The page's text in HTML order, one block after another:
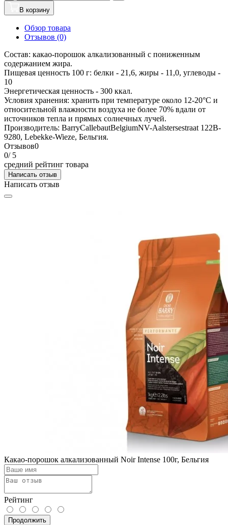
В корзину
Обзор товара
Отзывов (0)
Состав: какао-порошок алкализованный с пониженным
содержанием жира.
Пищевая ценность 100 г: белки - 21,6, жиры - 11,0, углеводы -
10
Энергетическая ценность - 300 ккал.
Условия хранения: хранить при температуре около 12-20°С и
относительной влажности воздуха не более 70% вдали от
источников тепла и прямых солнечных лучей.
Производитель: BarryCallebautBelgiumNV-Aalstersestraat 122B-
9280, Lebekke-Wieze, Бельгия.
Отзывов0
0/ 5
средний рейтинг товара
Написать отзыв
Написать отзыв
Какао-порошок алкализованный Noir Intense 100г, Бельгия
Рейтинг
Продолжить